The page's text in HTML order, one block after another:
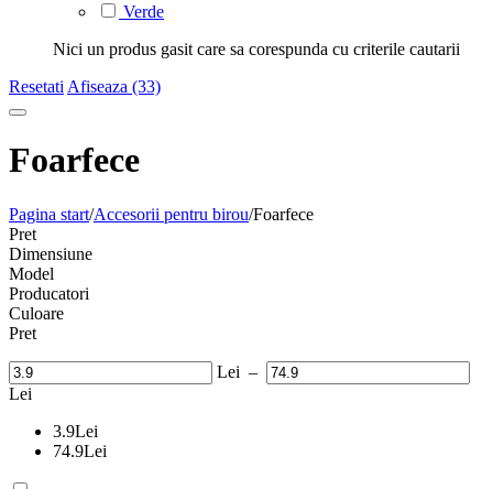
Verde
Nici un produs gasit care sa corespunda cu criterile cautarii
Resetati Afiseaza (33)
Foarfece
Pagina start/Accesorii pentru birou/Foarfece
Pret
Dimensiune
Model
Producatori
Culoare
Pret
Lei –
Lei
3.9Lei
74.9Lei